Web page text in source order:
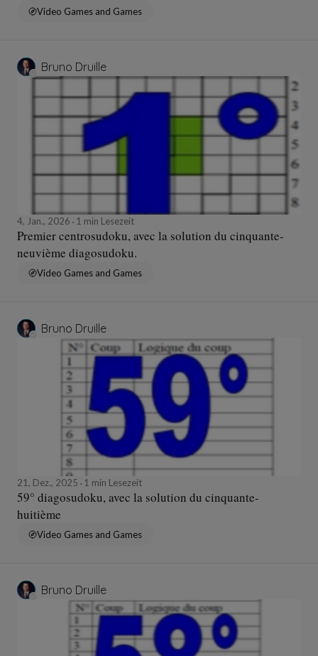
Video Games and Games
Bruno Druille
4, Jan., 2026 1 min Lesezeit
Premier centrosudoku, avec la solution du cinquante-
neuvième diagosudoku.
Video Games and Games
Bruno Druille
21, Dez., 2025 1 min Lesezeit
59° diagosudoku, avec la solution du cinquante-
huitième
Video Games and Games
Bruno Druille